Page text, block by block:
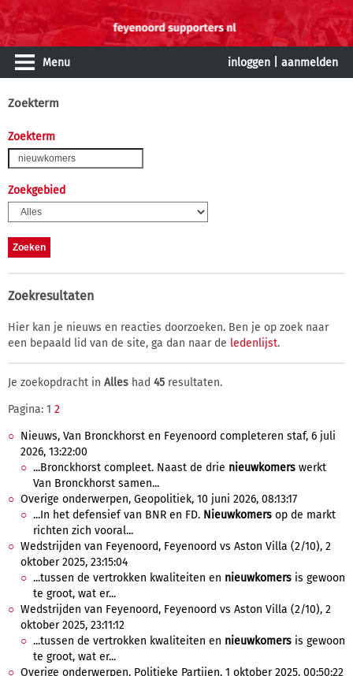
Menu inloggen aanmelden
Zoekterm
Zoekterm
Zoekgebied
Zoekresultaten
Hier kan je nieuws en reacties doorzoeken. Ben je op zoek naar
een bepaald lid van de site, ga dan naar de ledenlijst.
Je zoekopdracht in Alles had 45 resultaten.
Pagina: 1 2
Nieuws, Van Bronckhorst en Feyenoord completeren staf, 6 juli
2026, 13:22:00
...Bronckhorst compleet. Naast de drie nieuwkomers werkt
Van Bronckhorst samen...
Overige onderwerpen, Geopolitiek, 10 juni 2026, 08:13:17
...In het defensief van BNR en FD. Nieuwkomers op de markt
richten zich vooral...
Wedstrijden van Feyenoord, Feyenoord vs Aston Villa (2/10), 2
oktober 2025, 23:15:04
...tussen de vertrokken kwaliteiten en nieuwkomers is gewoon
te groot, wat er...
Wedstrijden van Feyenoord, Feyenoord vs Aston Villa (2/10), 2
oktober 2025, 23:11:12
...tussen de vertrokken kwaliteiten en nieuwkomers is gewoon
te groot, wat er...
Overige onderwerpen, Politieke Partijen, 1 oktober 2025, 00:50:22